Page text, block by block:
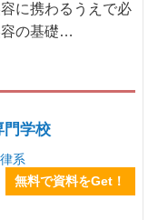
に携わるうえで必
容の基礎…
門学校
系
無料で資料をGet！